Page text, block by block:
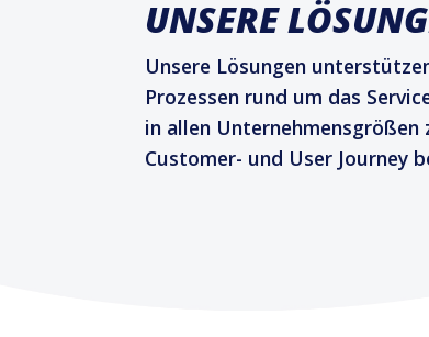
UNSERE
Unsere Lösungen
Prozessen rund um das
in allen
Customer- und User Journey